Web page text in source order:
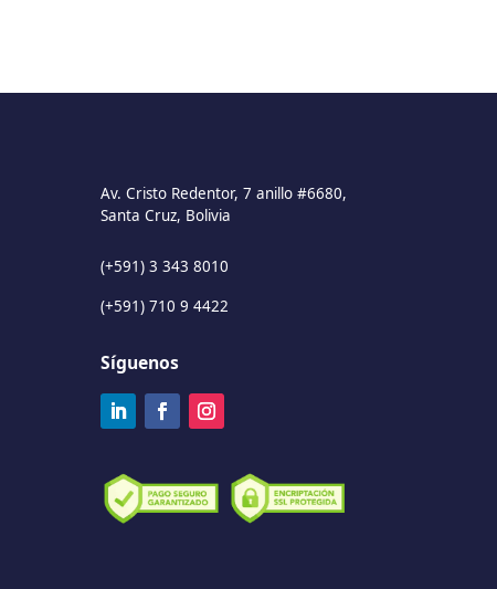
Av. Cristo Redentor, 7 anillo #6680,
Santa Cruz, Bolivia
(+591) 3 343 8010
(+591) 710 9 4422
Síguenos